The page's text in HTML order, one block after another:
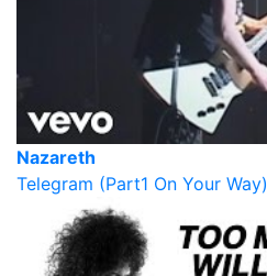
Nazareth
Telegram (Part1 On Your Way)